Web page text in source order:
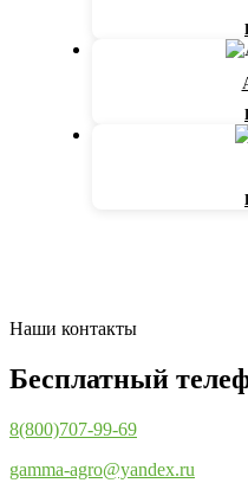
Наши контакты
Бесплатный
8(800)707-99-69
gamma-agro@yandex.ru